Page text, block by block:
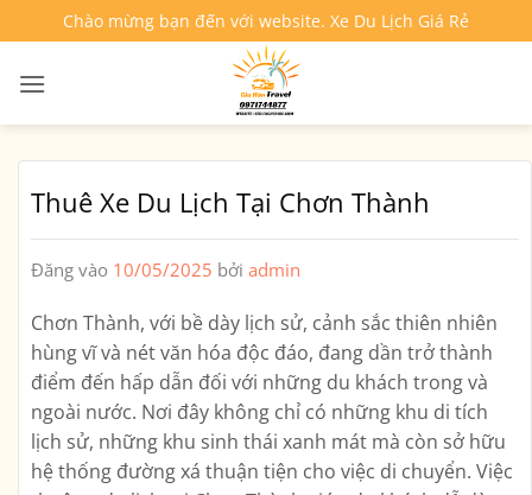
qua
nội
Chào mừng bạn đến với website. Xe Du Lịch Giá Rẻ
Thuê Xe Du Lịch Tại Chơn Thành
Đăng vào 10/05/2025 bởi admin
Chơn Thành, với bề dày lịch sử, cảnh sắc thiên nhiên
hùng vĩ và nét văn hóa độc đáo, đang dần trở thành
điểm đến hấp dẫn đối với những du khách trong và
ngoài nước. Nơi đây không chỉ có những khu di tích
lịch sử, những khu sinh thái xanh mát mà còn sở hữu
hệ thống đường xá thuận tiện cho việc di chuyển. Việc